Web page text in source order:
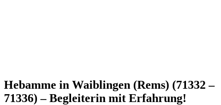
Hebamme in Waiblingen (Rems) (71332 –
71336) – Begleiterin mit Erfahrung!